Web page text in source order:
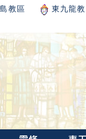
教區 東九龍